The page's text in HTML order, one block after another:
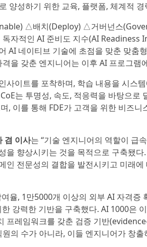
양성하기 위한 교육, 플랫폼, 체계적
△배치(Deploy) △거버넌스
자적인 AI 준비도 지수(AI Readiness
AI 네이티브 기술에 초점을 맞춘 맞춤
을 갖춘 엔지니어는 이후 AI 프로그램
사이트를 포착하며, 학습 내용을 시스
는 투명성, 속도, 적응력을 바탕으로
, 이를 통해 FDE가 고객을 위한 비즈
겸 이사는 “기술 엔지니어의 역할이 급
을 향상시키는 것을 목적으로 구축됐다
인 전문성의 결합을 발전시키고 미래
율, 1만5000개 이상의 외부 AI 자격증
강력한 기반을 구축했다. AI 1000은
프레임워크를 갖춘 검증 기반
의 수가 아니라, 이들 엔지니어가 창